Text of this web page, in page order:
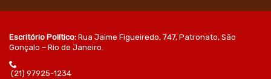
Escritório Político: Rua Jaime Figueiredo, 747, Patronato, São
Gonçalo – Rio de Janeiro.
(21) 97925-1234